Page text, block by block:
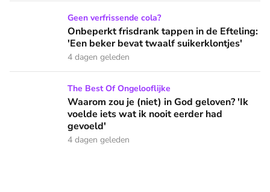
Onbeperkt frisdrank tappen in de Efteling: 'Een beker
Geen verfrissende cola?
Onbeperkt frisdrank tappen in de Efteling:
'Een beker bevat twaalf suikerklontjes'
4 dagen geleden
Waarom zou je (niet) in God geloven? 'Ik voelde iets wat
The Best Of Ongelooflijke
Waarom zou je (niet) in God geloven? 'Ik
voelde iets wat ik nooit eerder had
gevoeld'
4 dagen geleden